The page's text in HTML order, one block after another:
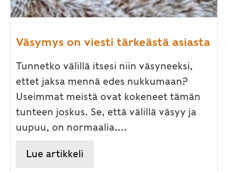
Väsymys on viesti tärkeästä asiasta
Tunnetko välillä itsesi niin väsyneeksi,
ettet jaksa mennä edes nukkumaan?
Useimmat meistä ovat kokeneet tämän
tunteen joskus. Se, että välillä väsyy ja
uupuu, on normaalia....
Lue artikkeli